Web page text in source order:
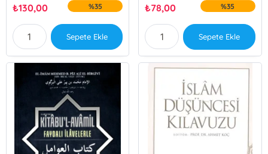
₺130,00 %35
Sepete Ekle
₺78,00 %35
Sepete Ekle